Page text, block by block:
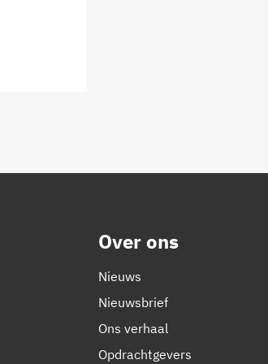
Over ons
Nieuws
Nieuwsbrief
Ons verhaal
Opdrachtgevers